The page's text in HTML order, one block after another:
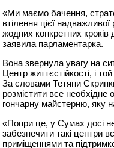
«Ми маємо бачення,
втілення цієї
жодних конкретних кроків
заявила парламентарка.
Вона звернула увагу на
Центр життєстійкості, і
За словами Тетяни
розмістити все необхідне
гончарну майстерню, яку
«Попри це, у Сумах досі
забезпечити такі центри
приміщеннями та